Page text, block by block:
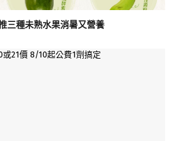
三種未熟水果消暑又營養